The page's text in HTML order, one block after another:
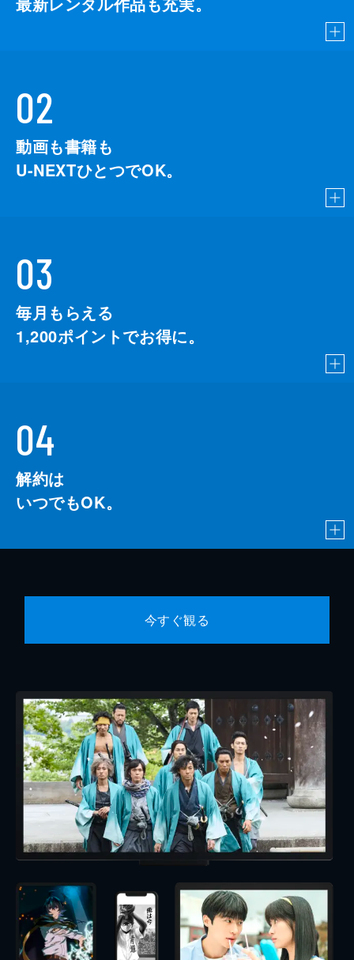
02
動画も書籍も
U-NEXTひとつでOK。
03
毎月もらえる
1,200ポイントでお得に。
04
解約は
いつでもOK。
今すぐ観る